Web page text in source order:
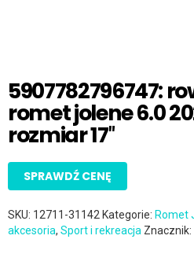
5907782796747:
romet jolene 6.0
rozmiar 17″
SPRAWDŹ CENĘ
SKU: 12711-31142 Kategorie: Romet
akcesoria, Sport i rekreacja Znacznik: